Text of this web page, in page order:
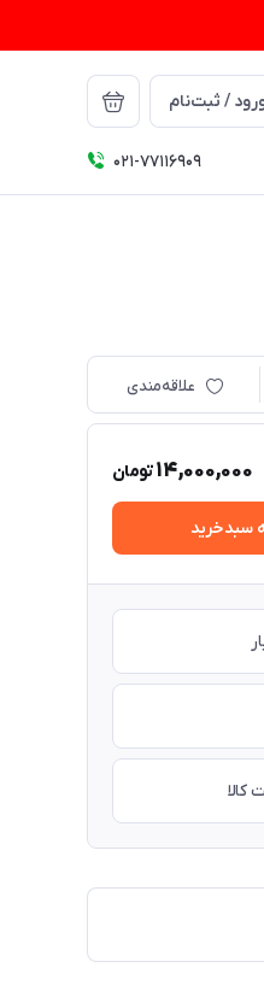
/ ثبت‌نام
021-77116909
علاقه‌مندی
14,000,000تومان
سبدخرید
کالا